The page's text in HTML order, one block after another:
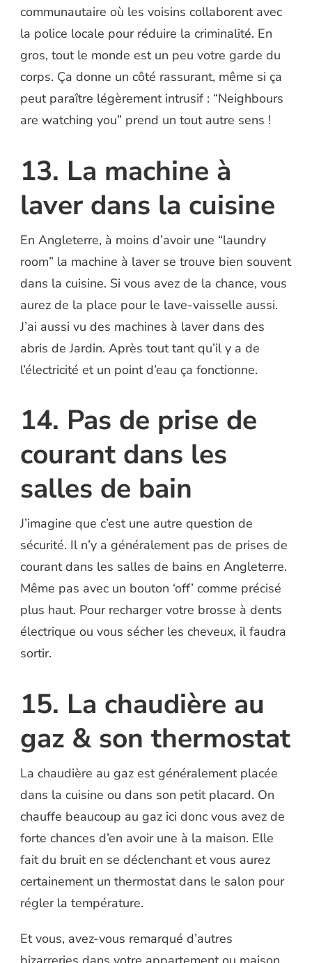
communautaire où les voisins collaborent avec
la police locale pour réduire la criminalité. En
gros, tout le monde est un peu votre garde du
corps. Ça donne un côté rassurant, même si ça
peut paraître légèrement intrusif : “Neighbours
are watching you” prend un tout autre sens !
13. La machine à
laver dans la cuisine
En Angleterre, à moins d’avoir une “laundry
room” la machine à laver se trouve bien souvent
dans la cuisine. Si vous avez de la chance, vous
aurez de la place pour le lave-vaisselle aussi.
J’ai aussi vu des machines à laver dans des
abris de Jardin. Après tout tant qu’il y a de
l’électricité et un point d’eau ça fonctionne.
14. Pas de prise de
courant dans les
salles de bain
J’imagine que c’est une autre question de
sécurité. Il n’y a généralement pas de prises de
courant dans les salles de bains en Angleterre.
Même pas avec un bouton ‘off’ comme précisé
plus haut. Pour recharger votre brosse à dents
électrique ou vous sécher les cheveux, il faudra
sortir.
15. La chaudière au
gaz & son thermostat
La chaudière au gaz est généralement placée
dans la cuisine ou dans son petit placard. On
chauffe beaucoup au gaz ici donc vous avez de
forte chances d’en avoir une à la maison. Elle
fait du bruit en se déclenchant et vous aurez
certainement un thermostat dans le salon pour
régler la température.
Et vous, avez-vous remarqué d’autres